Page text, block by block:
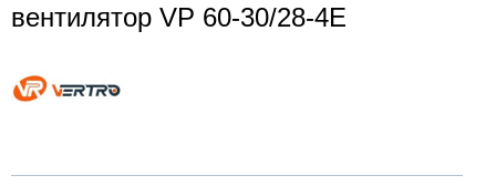
вентилятор VP 60-30/28-4E